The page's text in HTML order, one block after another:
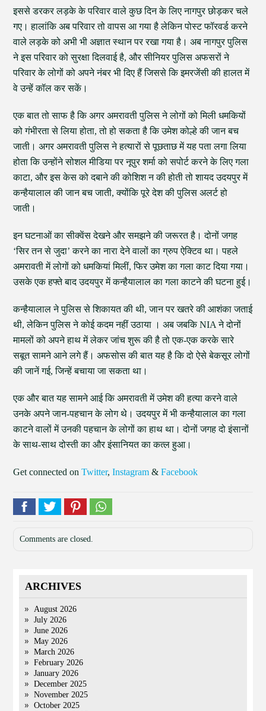
इससे डरकर लड़के के परिवार वाले कुछ दिन के लिए नागपुर छोड़कर चले
गए। हालांकि अब परिवार तो वापस आ गया है लेकिन पोस्ट फॉरवर्ड करने
वाले लड़के को अभी भी अज्ञात स्थान पर रखा गया है। अब नागपुर पुलिस
ने इस परिवार को सुरक्षा दिलवाई है, और सीनियर पुलिस अफसरों ने
परिवार के लोगों को अपने नंबर भी दिए हैं जिससे कि इमरजेंसी की हालत में
वे उन्हें कॉल कर सकें।
एक बात तो साफ है कि अगर अमरावती पुलिस ने लोगों को मिली धमकियों
को गंभीरता से लिया होता, तो हो सकता है कि उमेश कोल्हे की जान बच
जाती। अगर अमरावती पुलिस ने हत्यारों से पूछताछ में यह पता लगा लिया
होता कि उन्होंने सोशल मीडिया पर नूपुर शर्मा को सपोर्ट करने के लिए गला
काटा, और इस केस को दबाने की कोशिश न की होती तो शायद उदयपुर में
कन्हैयालाल की जान बच जाती, क्योंकि पूरे देश की पुलिस अलर्ट हो
जाती।
इन घटनाओं का सीक्वेंस देखने और समझने की जरूरत है। दोनों जगह
‘सिर तन से जुदा’ करने का नारा देने वालों का ग्रुप ऐक्टिव था। पहले
अमरावती में लोगों को धमकियां मिलीं, फिर उमेश का गला काट दिया गया।
उसके एक हफ्ते बाद उदयपुर में कन्हैयालाल का गला काटने की घटना हुई।
कन्हैयालाल ने पुलिस से शिकायत की थी, जान पर खतरे की आशंका जताई
थी, लेकिन पुलिस ने कोई कदम नहीं उठाया । अब जबकि NIA ने दोनों
मामलों को अपने हाथ में लेकर जांच शुरू की है तो एक-एक करके सारे
सबूत सामने आने लगे हैं। अफसोस की बात यह है कि दो ऐसे बेकसूर लोगों
की जानें गई, जिन्हें बचाया जा सकता था।
एक और बात यह सामने आई कि अमरावती में उमेश की हत्या करने वाले
उनके अपने जान-पहचान के लोग थे। उदयपुर में भी कन्हैयालाल का गला
काटने वालों में उनकी पहचान के लोगों का हाथ था। दोनों जगह दो इंसानों
के साथ-साथ दोस्ती का और इंसानियत का कत्ल हुआ।
Get connected onTwitter,Instagram &Facebook
Comments are closed.
ARCHIVES
August 2026
July 2026
June 2026
May 2026
March 2026
February 2026
January 2026
December 2025
November 2025
October 2025